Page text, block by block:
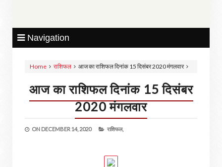
Navigation
Home राशिफल आज का राशिफल दिनांक 15 दिसंबर 2020 मंगलवार
आज का राशिफल दिनांक 15 दिसंबर
2020 मंगलवार
ON DECEMBER 14, 2020 राशिफल,